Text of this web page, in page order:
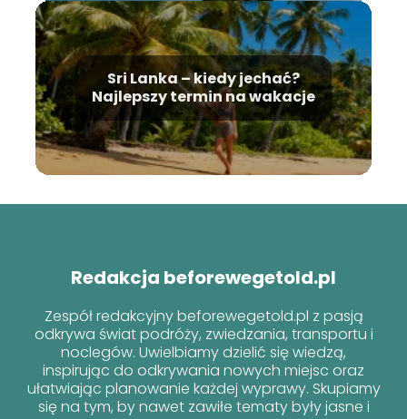
Sri Lanka – kiedy jechać?
Najlepszy termin na wakacje
Redakcja beforewegetold.pl
Zespół redakcyjny beforewegetold.pl z pasją
odkrywa świat podróży, zwiedzania, transportu i
noclegów. Uwielbiamy dzielić się wiedzą,
inspirując do odkrywania nowych miejsc oraz
ułatwiając planowanie każdej wyprawy. Skupiamy
się na tym, by nawet zawiłe tematy były jasne i